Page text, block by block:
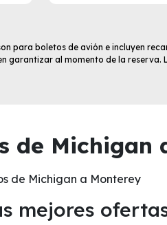
para boletos de avión e incluyen
garantizar al momento de la reserva.
de Michigan
de Michigan a Monterey
mejores